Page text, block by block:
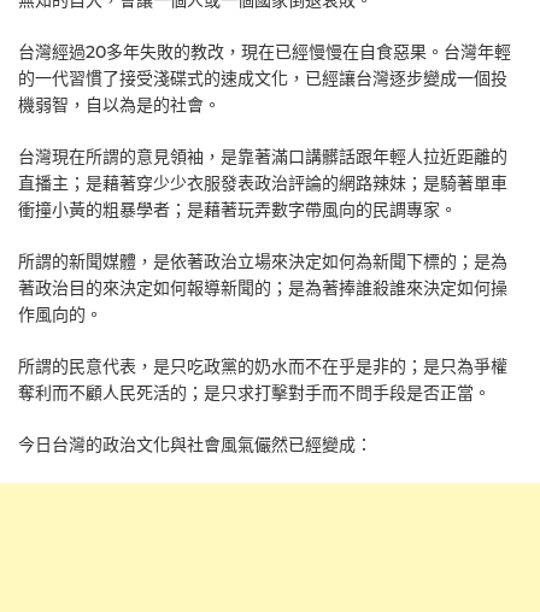
台灣經過20多年失敗的教改，現在已經慢慢在自食惡果。台灣年輕
的一代習慣了接受淺碟式的速成文化，已經讓台灣逐步變成一個投
機弱智，自以為是的社會。
台灣現在所謂的意見領袖，是靠著滿口講髒話跟年輕人拉近距離的
直播主；是藉著穿少少衣服發表政治評論的網路辣妹；是騎著單車
衝撞小黃的粗暴學者；是藉著玩弄數字帶風向的民調專家。
所謂的新聞媒體，是依著政治立場來決定如何為新聞下標的；是為
著政治目的來決定如何報導新聞的；是為著捧誰殺誰來決定如何操
作風向的。
所謂的民意代表，是只吃政黨的奶水而不在乎是非的；是只為爭權
奪利而不顧人民死活的；是只求打擊對手而不問手段是否正當。
今日台灣的政治文化與社會風氣儼然已經變成：